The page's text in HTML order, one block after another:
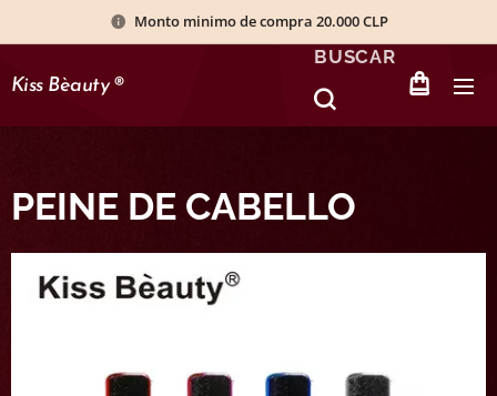
Monto minimo de compra 20.000 CLP
Kiss Bèauty®
BUSCAR
PEINE DE CABELLO